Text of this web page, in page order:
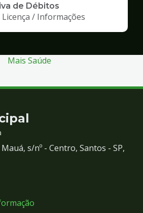
de Débitos
Licença / Informações
Mais Saúde
s/nº - Centro, Santos - SP,